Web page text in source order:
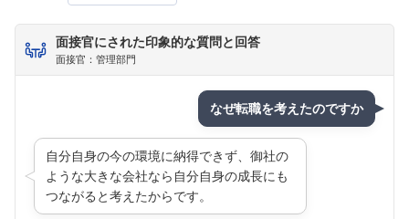
フォローしました
面接官にされた印象的な質問と回答
面接官：管理部門
なぜ転職を考えたのですか
自分自身の今の環境に納得できず、御社の
ような大きな会社なら自分自身の成長にも
つながると考えたからです。